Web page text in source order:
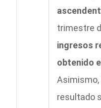
trimestre
ingresos
obtenido
Asimismo,
resultado